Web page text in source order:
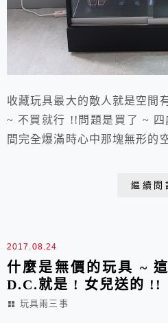
收藏玩具最大的敵人就是空間
~ 不買就行 !!問題是買了 ~
間完全爆滿時心中那塊無形的
落到被玩具收藏，佔據了生
繼續閱
2017.08.24
什麼是無價的玩具 ~
D.C.就是 ! 女兒送的 !!
玩具兩三事